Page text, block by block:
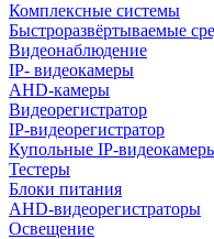
Комплексные системы
Быстроразвёртываемые
Видеонаблюдение
IP- видеокамеры
AHD-камеры
Видеорегистратор
IP-видеорегистратор
Купольные IP-
Тестеры
Блоки питания
AHD-видеорегистраторы
Освещение